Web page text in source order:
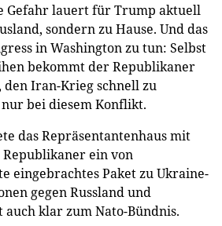
Gefahr lauert für Trump aktuell
sondern zu Hause. Und das
in Washington zu tun: Selbst
bekommt der Republikaner
Iran-Krieg schnell zu
bei diesem Konflikt.
das Repräsentantenhaus mit
ein von
eingebrachtes Paket zu Ukraine-
gegen Russland und
klar zum Nato-Bündnis.